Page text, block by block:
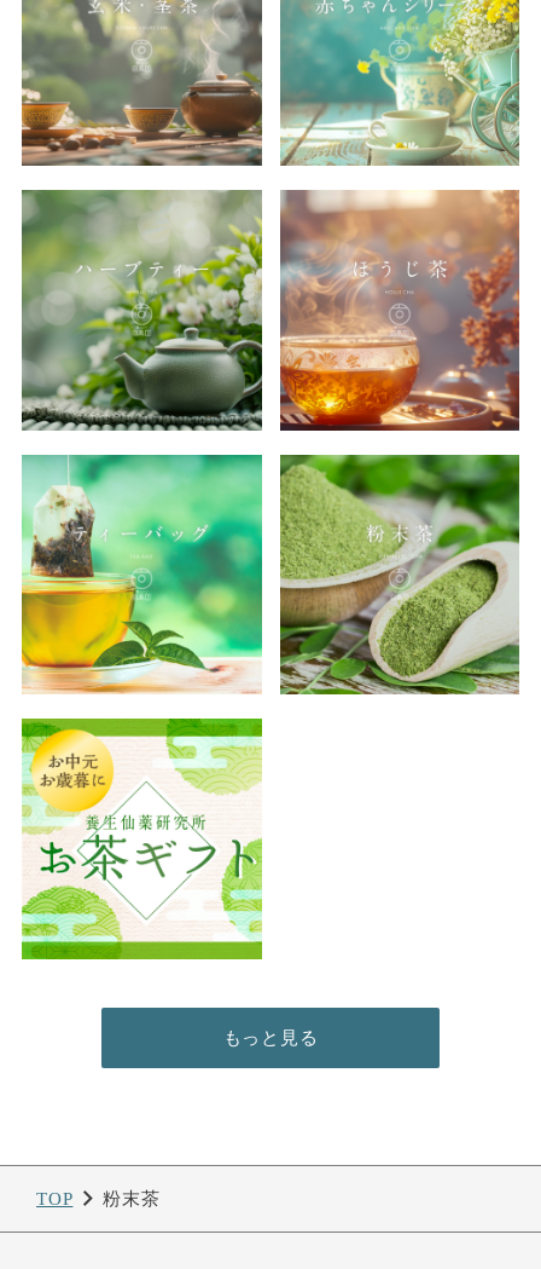
もっと見る
TOP 粉末茶